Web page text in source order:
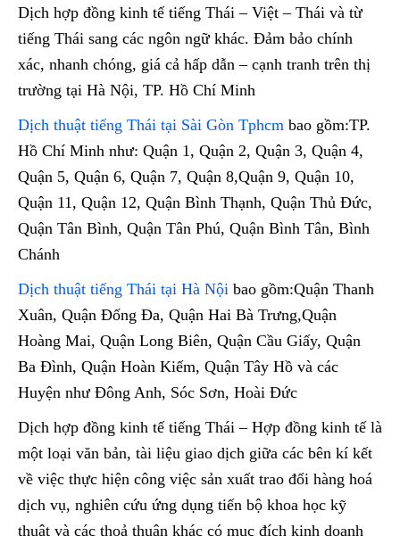
Dịch hợp đồng kinh tế tiếng Thái – Việt – Thái và từ
tiếng Thái sang các ngôn ngữ khác. Đảm bảo chính
xác, nhanh chóng, giá cả hấp dẫn – cạnh tranh trên thị
trường tại Hà Nội, TP. Hồ Chí Minh
Dịch thuật tiếng Thái tại Sài Gòn Tphcm bao gồm:TP.
Hồ Chí Minh như: Quận 1, Quận 2, Quận 3, Quận 4,
Quận 5, Quận 6, Quận 7, Quận 8,Quận 9, Quận 10,
Quận 11, Quận 12, Quận Bình Thạnh, Quận Thủ Đức,
Quận Tân Bình, Quận Tân Phú, Quận Bình Tân, Bình
Chánh
Dịch thuật tiếng Thái tại Hà Nội bao gồm:Quận Thanh
Xuân, Quận Đống Đa, Quận Hai Bà Trưng,Quận
Hoàng Mai, Quận Long Biên, Quận Cầu Giấy, Quận
Ba Đình, Quận Hoàn Kiếm, Quận Tây Hồ và các
Huyện như Đông Anh, Sóc Sơn, Hoài Đức
Dịch hợp đồng kinh tế tiếng Thái – Hợp đồng kinh tế là
một loại văn bản, tài liệu giao dịch giữa các bên kí kết
về việc thực hiện công việc sản xuất trao đổi hàng hoá
dịch vụ, nghiên cứu ứng dụng tiến bộ khoa học kỹ
thuật và các thoả thuận khác có mục đích kinh doanh